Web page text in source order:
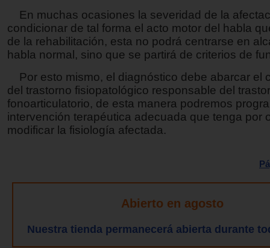
En muchas ocasiones la severidad de la
condicionar de tal forma el acto motor del habla
de la rehabilitación, esta no podrá centrarse en
habla normal, sino que se partirá de criterios de
Por esto mismo, el diagnóstico debe abarcar el
del trastorno fisiopatológico responsable del
fonoarticulatorio, de esta manera podremos
intervención terapéutica adecuada que tenga por
modificar la fisiología afectada.
Abierto en agosto
Nuestra tienda permanecerá abierta durante